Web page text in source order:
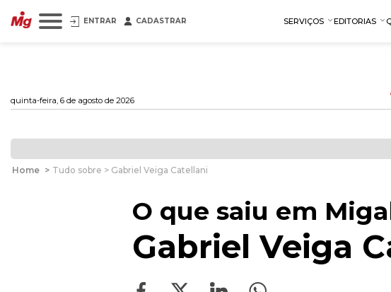
ENTRAR CADASTRAR SERVIÇOS EDITORIAS
quinta-feira, 6 de agosto de 2026
Home > Tudo sobre > Gabriel Veiga Catellani
O que saiu em
Gabriel Veiga